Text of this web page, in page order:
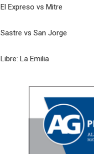
El Expreso vs Mitre
Sastre vs San Jorge
Libre: La Emilia